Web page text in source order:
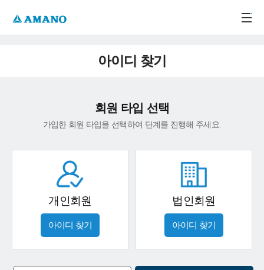
아이디 찾기
회원 타입 선택
가입한 회원 타입을 선택하여 단계를 진행해 주세요.
개인회원
아이디 찾기
법인회원
아이디 찾기